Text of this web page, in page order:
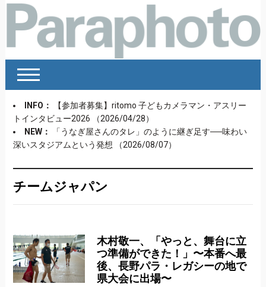
INFO：
【参加者募集】ritomo 子どもカメラマン・アスリー
トインタビュー2026
（2026/04/28）
NEW：
「うなぎ屋さんのタレ」のように継ぎ足す──味わい
深いスタジアムという発想
（2026/08/07）
チームジャパン
木村敬一、「やっと、舞台に立
つ準備ができた！」〜本番へ最
後、長野パラ・レガシーの地で
県大会に出場〜